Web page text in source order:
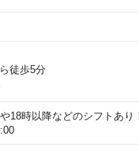
徒歩5分
や18時以降などのシフトあ